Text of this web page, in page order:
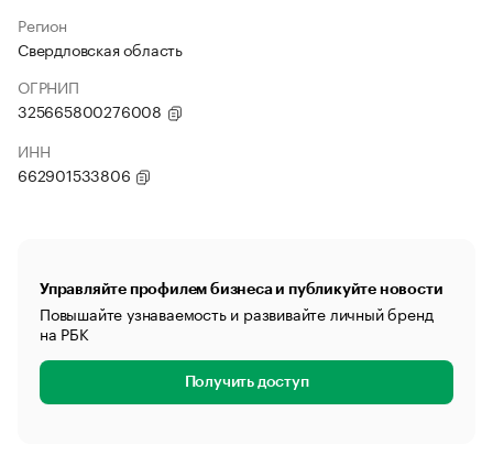
Регион
Свердловская область
ОГРНИП
325665800276008
ИНН
662901533806
Управляйте профилем бизнеса и публикуйте новости
Повышайте узнаваемость и развивайте личный бренд
на РБК
Получить доступ